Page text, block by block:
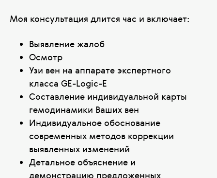
Моя консультация длится час и включает:
Выявление жалоб
Осмотр
Узи вен на аппарате экспертного
класса GE-Logic-E
Составление индивидуальной карты
гемодинамики Ваших вен
Индивидуальное обоснование
современных методов коррекции
выявленных изменений
Детальное объяснение и
демонстрацию предложенных